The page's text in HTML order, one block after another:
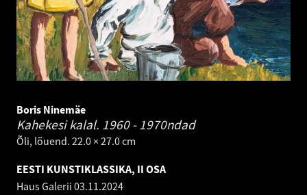
Boris Ninemäe
Kahekesi kalal. 1960 - 1970ndad
Õli, lõuend. 22.0 × 27.0 cm
EESTI KUNSTIKLASSIKA, II OSA
Haus Galerii 03.11.2024